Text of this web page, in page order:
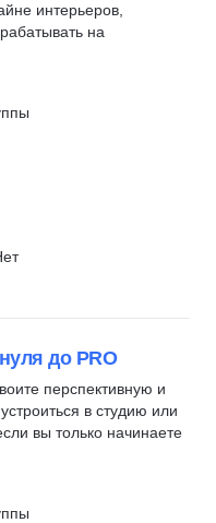
интерьеров,
на
до PRO
перспективную и
в студию или
вы только начинаете